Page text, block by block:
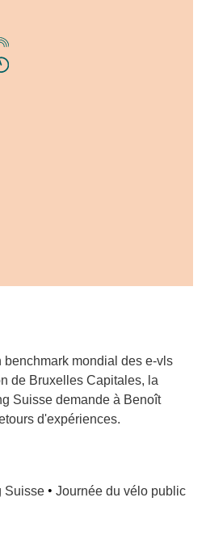
mondial des e-vls
de Bruxelles Capitales, la
Suisse demande à Benoît
d'expériences.
Suisse • Journée du vélo public